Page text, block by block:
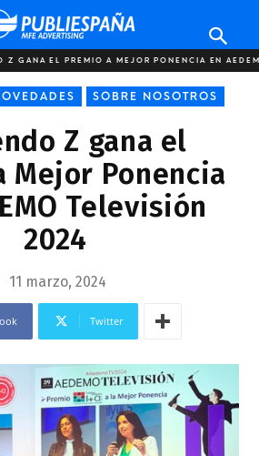
Z GANA EL PREMIO A MEJOR PONENCIA EN
SOBRE NOSOTROS
Z gana el
Mejor Ponencia
Televisión
2024
11 marzo, 2024
Twitter